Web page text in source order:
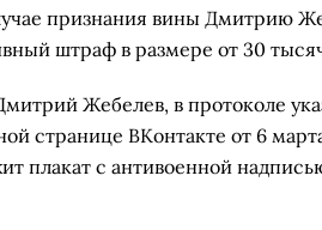
признания вины Дмитрию
штраф в размере от 30
Жебелев, в протоколе
странице ВКонтакте от 6
плакат с антивоенной